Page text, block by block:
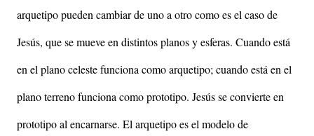
arquetipo pueden cambiar de uno a otro como es el caso de
Jesús, que se mueve en distintos planos y esferas. Cuando está
en el plano celeste funciona como arquetipo; cuando está en el
plano terreno funciona como prototipo. Jesús se convierte en
prototipo al encarnarse. El arquetipo es el modelo de